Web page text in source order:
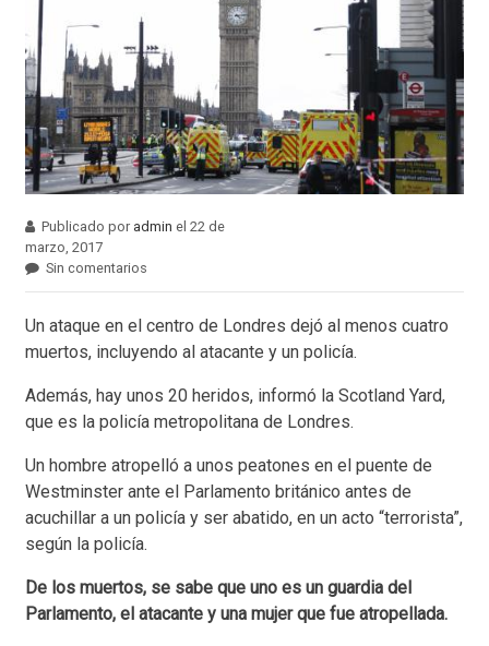
Publicado por admin el 22 de
marzo, 2017
Sin comentarios
Un ataque en el centro de Londres dejó al menos cuatro
muertos, incluyendo al atacante y un policía.
Además, hay unos 20 heridos, informó la Scotland Yard,
que es la policía metropolitana de Londres.
Un hombre atropelló a unos peatones en el puente de
Westminster ante el Parlamento británico antes de
acuchillar a un policía y ser abatido, en un acto “terrorista”,
según la policía.
De los muertos, se sabe que uno es un guardia del
Parlamento, el atacante y una mujer que fue atropellada.